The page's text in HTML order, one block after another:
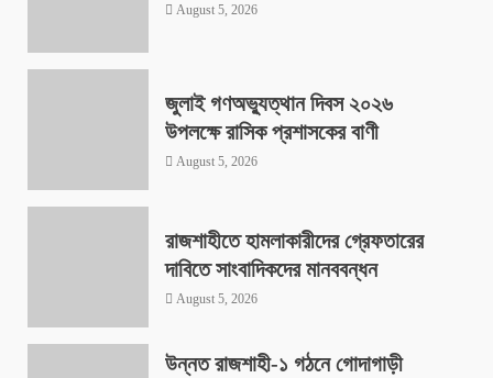
August 5, 2026
জুলাই গণঅভ্যুত্থান দিবস ২০২৬
উপলক্ষে রাসিক প্রশাসকের বাণী
August 5, 2026
রাজশাহীতে হামলাকারীদের গ্রেফতারের
দাবিতে সাংবাদিকদের মানববন্ধন
August 5, 2026
উন্নত রাজশাহী-১ গঠনে গোদাগাড়ী